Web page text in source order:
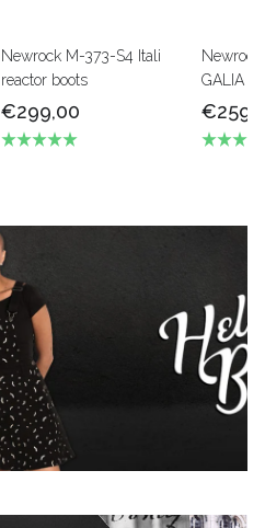
Newrock M-373-S4 Itali
reactor boots
€299,00
GALIA